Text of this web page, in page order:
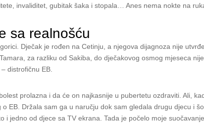
invaliditet, gubitak šaka i stopala… Anes nema nokte na
sa realnošću
Dječak je rođen na Cetinju, a njegova dijagnoza nije
za razliku od Sakiba, do dječakovog osmog mjeseca
distrofičnu EB.
prolazna i da će on najkasnije u pubertetu ozdraviti. Ali,
o EB. Držala sam ga u naručju dok sam gledala drugu djecu i
i jedno od djece sa TV ekrana. Tada je počelo moje